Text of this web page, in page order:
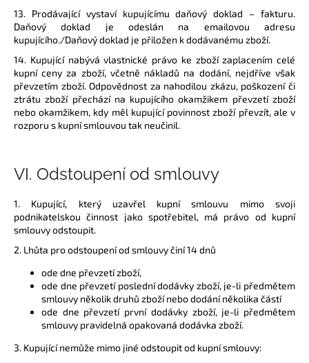
13. Prodávající vystaví kupujícímu daňový doklad – fakturu.
Daňový doklad je odeslán na emailovou adresu
kupujícího./Daňový doklad je přiložen k dodávanému zboží.
14. Kupující nabývá vlastnické právo ke zboží zaplacením celé
kupní ceny za zboží, včetně nákladů na dodání, nejdříve však
převzetím zboží. Odpovědnost za nahodilou zkázu, poškození či
ztrátu zboží přechází na kupujícího okamžikem převzetí zboží
nebo okamžikem, kdy měl kupující povinnost zboží převzít, ale v
rozporu s kupní smlouvou tak neučinil.
VI. Odstoupení od smlouvy
1. Kupující, který uzavřel kupní smlouvu mimo svoji
podnikatelskou činnost jako spotřebitel, má právo od kupní
smlouvy odstoupit.
2. Lhůta pro odstoupení od smlouvy činí 14 dnů
ode dne převzetí zboží,
ode dne převzetí poslední dodávky zboží, je-li předmětem
smlouvy několik druhů zboží nebo dodání několika částí
ode dne převzetí první dodávky zboží, je-li předmětem
smlouvy pravidelná opakovaná dodávka zboží.
3. Kupující nemůže mimo jiné odstoupit od kupní smlouvy: